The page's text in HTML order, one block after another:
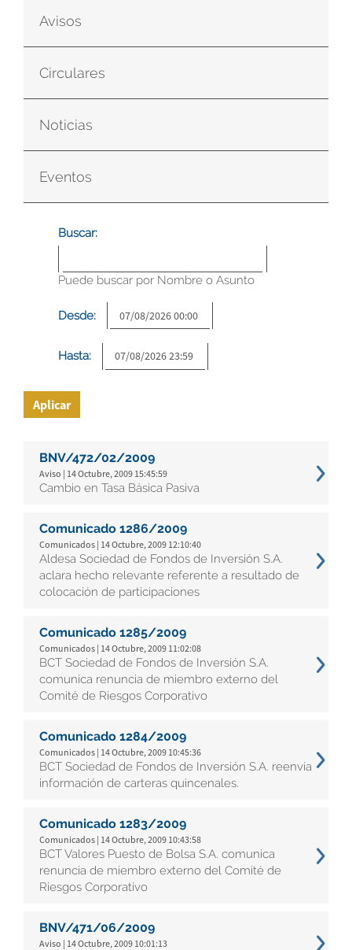
Avisos
Circulares
Noticias
Eventos
Buscar:
Puede buscar por Nombre o Asunto
Desde:
Hasta:
Aplicar
BNV/472/02/2009
Aviso | 14 Octubre, 2009 15:45:59
Cambio en Tasa Básica Pasiva
Comunicado 1286/2009
Comunicados | 14 Octubre, 2009 12:10:40
Aldesa Sociedad de Fondos de Inversión S.A.
aclara hecho relevante referente a resultado de
colocación de participaciones
Comunicado 1285/2009
Comunicados | 14 Octubre, 2009 11:02:08
BCT Sociedad de Fondos de Inversión S.A.
comunica renuncia de miembro externo del
Comité de Riesgos Corporativo
Comunicado 1284/2009
Comunicados | 14 Octubre, 2009 10:45:36
BCT Sociedad de Fondos de Inversión S.A. reenvía
información de carteras quincenales.
Comunicado 1283/2009
Comunicados | 14 Octubre, 2009 10:43:58
BCT Valores Puesto de Bolsa S.A. comunica
renuncia de miembro externo del Comité de
Riesgos Corporativo
BNV/471/06/2009
Aviso | 14 Octubre, 2009 10:01:13